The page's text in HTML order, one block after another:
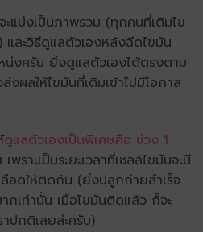
แบ่งเป็นภาพรวม (ทุกคนที่เติมไข
ละวิธีดูแลตัวเองหลังฉีดไขมัน
หน่งครับ ยิ่งดูแลตัวเองได้ตรงตาม
งผลให้ไขมันที่เติมเข้าไปมีโอกาส
ดูแลตัวเองเป็นพิเศษคือ ช่วง 1
พราะเป็นระยะเวลาที่เซลล์ไขมันจะมี
ลือดให้ติดกัน (ยิ่งปลูกถ่ายสำเร็จ
เท่านั้น เมื่อไขมันติดแล้ว ก็จะ
ปกติเลยล่ะครับ)